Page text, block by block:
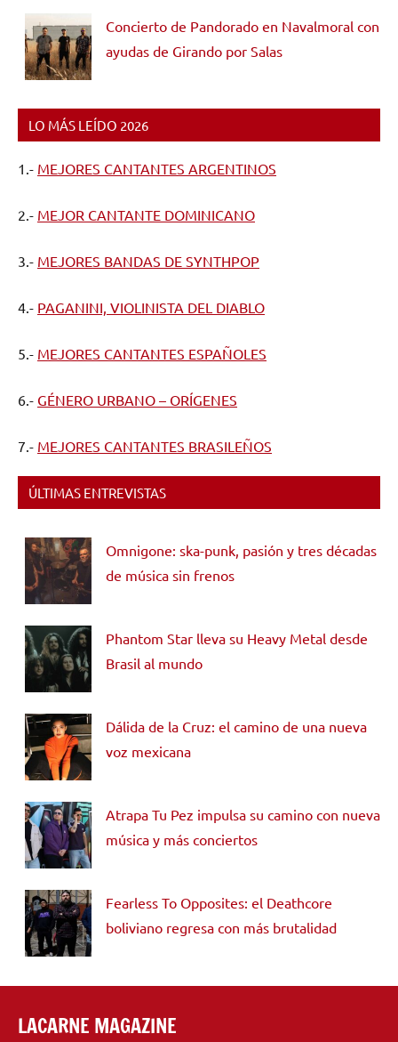
Concierto de Pandorado en Navalmoral con
ayudas de Girando por Salas
LO MÁS LEÍDO 2026
1.- MEJORES CANTANTES ARGENTINOS
2.- MEJOR CANTANTE DOMINICANO
3.- MEJORES BANDAS DE SYNTHPOP
4.- PAGANINI, VIOLINISTA DEL DIABLO
5.- MEJORES CANTANTES ESPAÑOLES
6.- GÉNERO URBANO – ORÍGENES
7.- MEJORES CANTANTES BRASILEÑOS
ÚLTIMAS ENTREVISTAS
Omnigone: ska-punk, pasión y tres décadas
de música sin frenos
Phantom Star lleva su Heavy Metal desde
Brasil al mundo
Dálida de la Cruz: el camino de una nueva
voz mexicana
Atrapa Tu Pez impulsa su camino con nueva
música y más conciertos
Fearless To Opposites: el Deathcore
boliviano regresa con más brutalidad
LACARNE MAGAZINE